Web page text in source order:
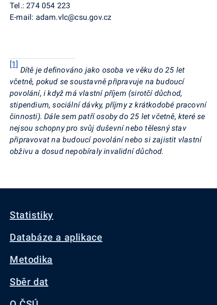
Tel.: 274 054 223
E-mail: adam.vlc@csu.gov.cz
[1]
Dítě je definováno jako osoba ve věku do 25 let
včetně, pokud se soustavně připravuje na budoucí
povolání, i když má vlastní příjem (sirotčí důchod,
stipendium, sociální dávky, příjmy z krátkodobé pracovní
činnosti). Dále sem patří osoby do 25 let včetně, které se
nejsou schopny pro svůj duševní nebo tělesný stav
připravovat na budoucí povolání nebo si zajistit vlastní
obživu a dosud nepobíraly invalidní důchod.
Statistiky
Databáze a aplikace
Metodika
Sběr dat